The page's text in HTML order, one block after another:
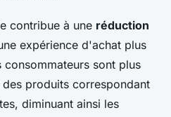
contribue à une réduction
expérience d'achat plus
sont plus
produits correspondant
diminuant ainsi les